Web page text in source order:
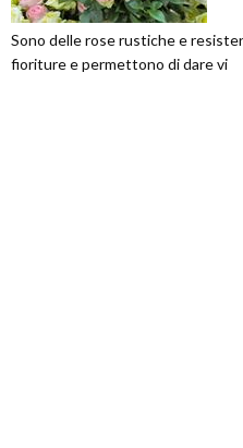
Sono delle rose rustiche e
fioriture e permettono di dare vi